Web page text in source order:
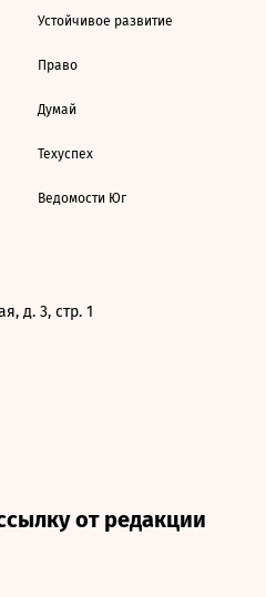
Устойчивое развитие
Право
Думай
Техуспех
Ведомости Юг
д. 3, стр. 1